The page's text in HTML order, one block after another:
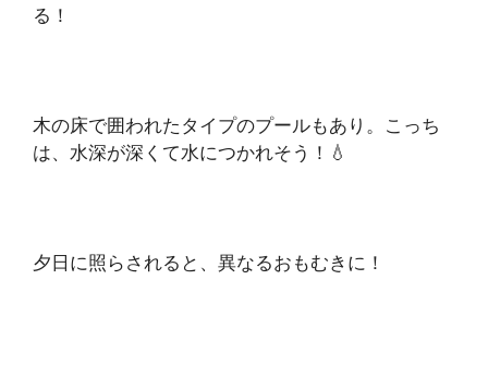
る！
木の床で囲われたタイプのプールもあり。こっち
は、水深が深くて水につかれそう！💧
夕日に照らされると、異なるおもむきに！